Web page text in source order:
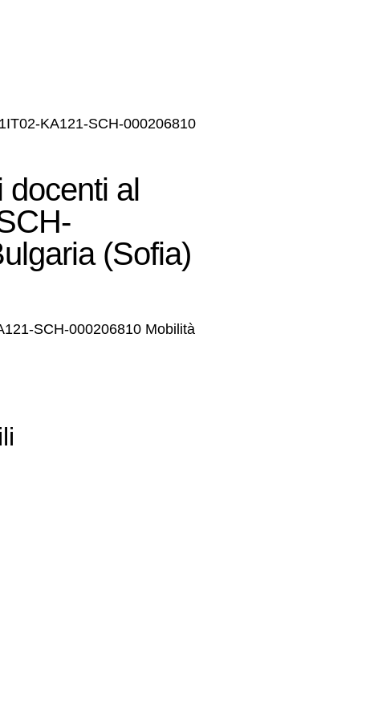
KA121-SCH-000206810
docenti al
(Sofia)
SCH-000206810 Mobilità